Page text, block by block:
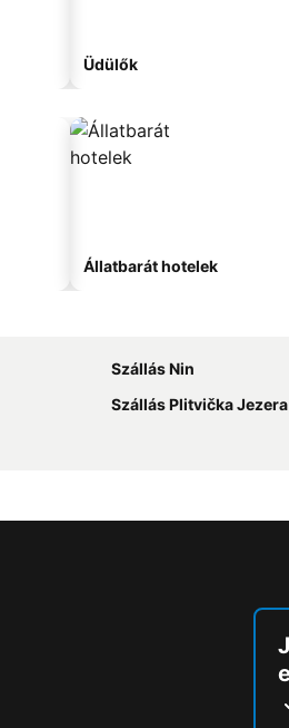
Üdülők
Állatbarát hotelek
Szállás Nin
Szállás Plitvička Jezera